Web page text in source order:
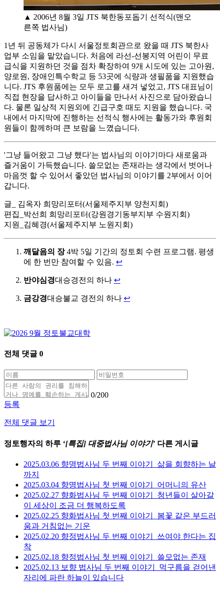
▲ 2006년 8월 3일 JTS 북한동포돕기 선적식(맨오
른쪽 법사님)
1년 뒤 공동체가 다시 서울정토회관으로 왔을 때 JTS 북한사
업부 소임을 맡았습니다. 처음에 라선-선봉지역 어린이 무료
급식을 지원하던 것을 점차 확장하여 9개 시도에 있는 고아원,
양로원, 장애인특수학교 등 53곳에 식량과 생필품을 지원했습
니다. JTS 후원품에는 모두 로고를 새겨 넣었고, JTS 대표님이
직접 현장을 답사하고 아이들을 만나서 사진으로 담아왔습니
다. 물론 일상적 지원외에 긴급구호 때도 지원을 했습니다. 국
내에서 마지막에 진행하는 선적식 행사에는 활동가와 후원회
원들이 함께하며 큰 보람을 느꼈습니다.
'그냥 들어왔고 그냥 했다'는 법사님의 이야기마다 새로움과
즐거움이 가득했습니다. 쓸모없는 존재라는 생각에서 벗어나
마음껏 할 수 있어서 좋았던 법사님의 이야기를 2부에서 이어
갑니다.
글_ 김옥자 희망리포터(서울제주지부 양천지회)
편집_박선희 희망리포터(강원경기동부지부 수원지회)
지원_김혜경(서울제주지부 노원지회)
깨달음의 장4박 5일 기간의 정토회 수련 프로그램. 평생
에 한 번만 참여할 수 있음. ↩
반야심경대승경전의 하나 ↩
금강경대승불교 경전의 하나 ↩
전체 댓글 0
0/200
등록
전체 댓글 보기
정토행자의 하루 ‘[특집] 대중법사님 이야기’ 다른 게시글
2025.03.06 향명법사님 두 번째 이야기_삶을 회향하는 날
까지
2025.03.04 향명법사님 첫 번째 이야기_어머니의 유산
2025.02.27 향화법사님 두 번째 이야기_청년들이 살아갈
이 세상이 조금 더 행복하도록
2025.02.25 향화법사님 첫 번째 이야기_봄꽃 같은 부드러
움과 거침없는 기운
2025.02.20 향정법사님 두 번째 이야기_쓰여야 한다는 집
착
2025.02.18 향정법사님 첫 번째 이야기_쓸모없는 존재
2025.02.13 보향 법사님 두 번째 이야기_먹구름을 걷어낸
자리에 파란 하늘이 있습니다